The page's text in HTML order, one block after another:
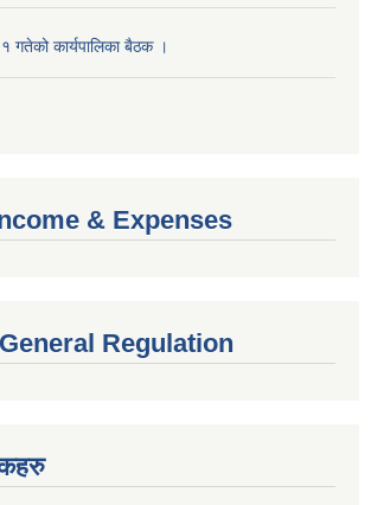
गतेको कार्यपालिका बैठक ।
& Expenses
Regulation